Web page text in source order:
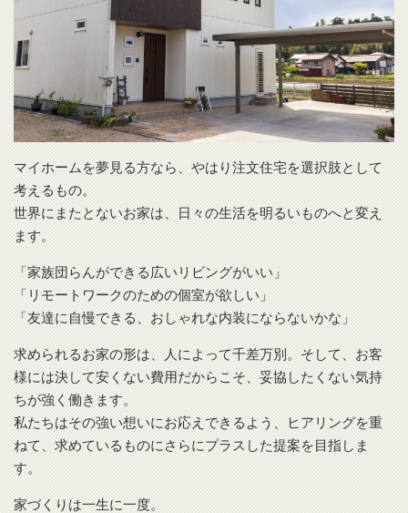
マイホームを夢見る方なら、やはり注文住宅を選択肢として
考えるもの。
世界にまたとないお家は、日々の生活を明るいものへと変え
ます。
「家族団らんができる広いリビングがいい」
「リモートワークのための個室が欲しい」
「友達に自慢できる、おしゃれな内装にならないかな」
求められるお家の形は、人によって千差万別。そして、お客
様には決して安くない費用だからこそ、妥協したくない気持
ちが強く働きます。
私たちはその強い想いにお応えできるよう、ヒアリングを重
ねて、求めているものにさらにプラスした提案を目指しま
す。
家づくりは一生に一度。